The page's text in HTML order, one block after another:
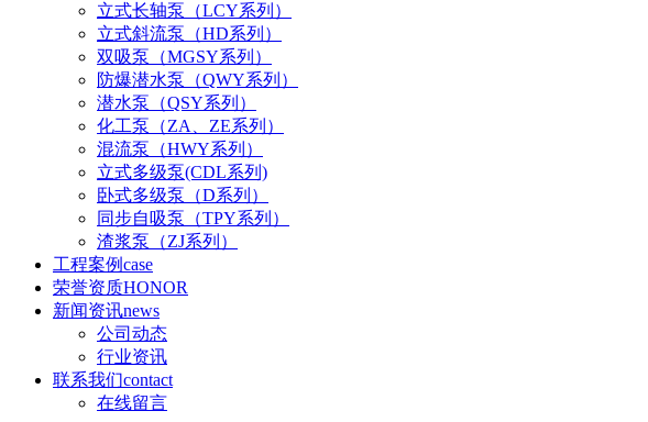
立式长轴泵（LCY系列）
立式斜流泵（HD系列）
双吸泵（MGSY系列）
防爆潜水泵（QWY系列）
潜水泵（QSY系列）
化工泵（ZA、ZE系列）
混流泵（HWY系列）
立式多级泵(CDL系列)
卧式多级泵（D系列）
同步自吸泵（TPY系列）
渣浆泵（ZJ系列）
工程案例case
荣誉资质HONOR
新闻资讯news
公司动态
行业资讯
联系我们contact
在线留言